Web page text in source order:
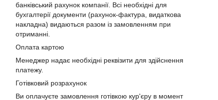
банківський рахунок компанії. Всі необхідні для
бухгалтерії документи (рахунок-фактура, видаткова
накладна) видаються разом із замовленням при
отриманні.
Оплата картою
Менеджер надає необхідні реквізити для здійснення
платежу.
Готівковий розрахунок
Ви оплачуєте замовлення готівкою кур'єру в момент